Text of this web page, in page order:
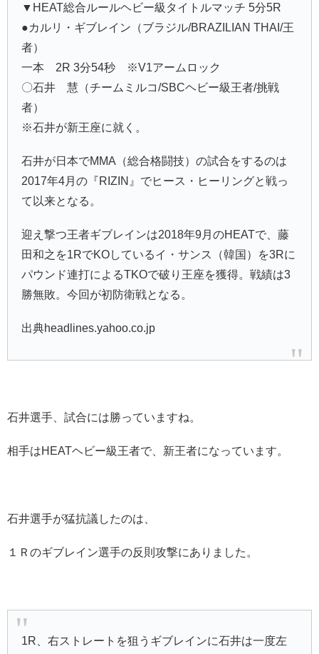
▼ HEAT総合ルールヘビー級タイトルマッチ 5分5R
●カルリ・ギブレイン （ブラジル/BRAZILIAN THAI/王
者）
一本 2R 3分54秒 ※V1アームロック
〇石井 慧 （チームミルコ/SBCヘビー級王者/挑戦
者）
※石井が新王座に就く。
石井が日本でMMA（総合格闘技）の試合をするのは
2017年4月の『RIZIN』でヒース・ヒーリングと戦っ
て以来となる。
迎え撃つ王者ギブレインは2018年9月のHEATで、藤
田和之 を1RでKOしているイ・サンス（韓国）を3Rに
パウンド連打によるTKOで破り王座を獲得。戦績は3
勝無敗。今回が初防衛戦となる。
出典headlines.yahoo.co.jp
石井選手、試合には勝っていますね。
相手はHEATヘビー級王者で、新王者になっています。
石井選手が猛抗議したのは、
１Ｒのギブレイン選手の反則攻撃にありました。
1R、右ストレートを狙うギブレインに石井は一度左